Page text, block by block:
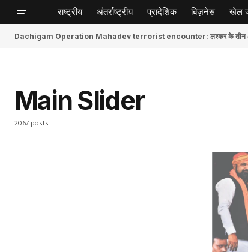
राष्ट्रीय अंतर्राष्ट्रीय प्रादेशिक बिज़नेस खेल
Dachigam Operation Mahadev terrorist encounter: लश्कर के तीन
Main Slider
2067 posts